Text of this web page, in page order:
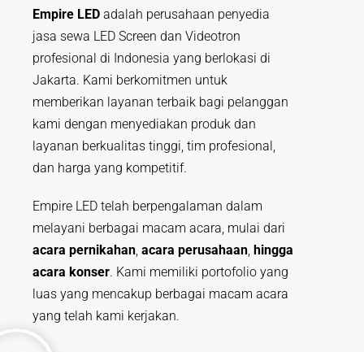
Empire LED adalah perusahaan penyedia
jasa sewa LED Screen dan Videotron
profesional di Indonesia yang berlokasi di
Jakarta. Kami berkomitmen untuk
memberikan layanan terbaik bagi pelanggan
kami dengan menyediakan produk dan
layanan berkualitas tinggi, tim profesional,
dan harga yang kompetitif.
Empire LED telah berpengalaman dalam
melayani berbagai macam acara, mulai dari
acara pernikahan, acara perusahaan, hingga
acara konser. Kami memiliki portofolio yang
luas yang mencakup berbagai macam acara
yang telah kami kerjakan.